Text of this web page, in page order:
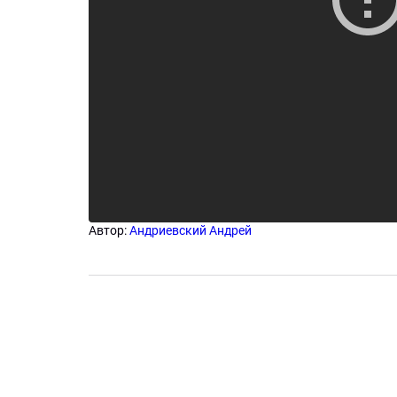
Автор:Андриевский Андрей